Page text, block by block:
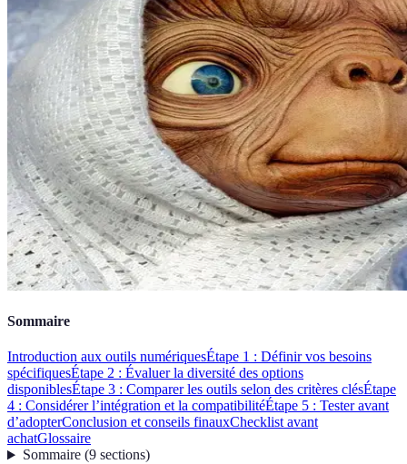
Sommaire
Introduction aux outils numériquesÉtape 1 : Définir vos besoins
spécifiquesÉtape 2 : Évaluer la diversité des options
disponiblesÉtape 3 : Comparer les outils selon des critères clésÉtape
4 : Considérer l’intégration et la compatibilitéÉtape 5 : Tester avant
d’adopterConclusion et conseils finauxChecklist avant
achatGlossaire
Sommaire(9 sections)